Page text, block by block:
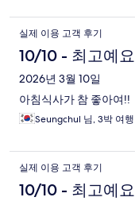
실제 이용 고객 후기
10/10 - 최고예요
2026년 3월 10일
아침식사가 참 좋아여!!
Seungchul 님, 3박 여행
실제 이용 고객 후기
10/10 - 최고예요